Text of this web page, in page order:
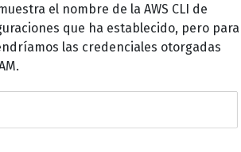
el nombre de la AWS CLI de
que ha establecido, pero para
las credenciales otorgadas